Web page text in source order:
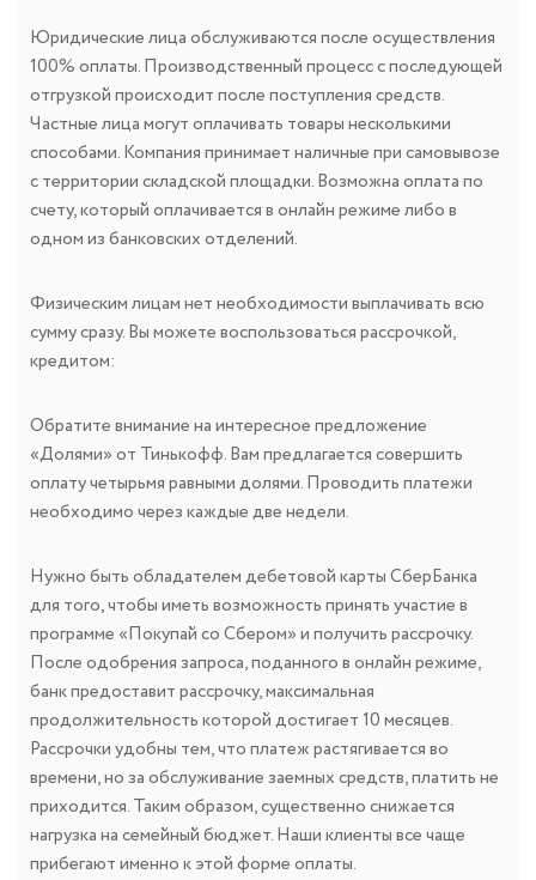
Юридические лица обслуживаются после осуществления
100% оплаты. Производственный процесс с последующей
отгрузкой происходит после поступления средств.
Частные лица могут оплачивать товары несколькими
способами. Компания принимает наличные при самовывозе
с территории складской площадки. Возможна оплата по
счету, который оплачивается в онлайн режиме либо в
одном из банковских отделений.
Физическим лицам нет необходимости выплачивать всю
сумму сразу. Вы можете воспользоваться рассрочкой,
кредитом:
Обратите внимание на интересное предложение
«Долями» от Тинькофф. Вам предлагается совершить
оплату четырьмя равными долями. Проводить платежи
необходимо через каждые две недели.
Нужно быть обладателем дебетовой карты СберБанка
для того, чтобы иметь возможность принять участие в
программе «Покупай со Сбером» и получить рассрочку.
После одобрения запроса, поданного в онлайн режиме,
банк предоставит рассрочку, максимальная
продолжительность которой достигает 10 месяцев.
Рассрочки удобны тем, что платеж растягивается во
времени, но за обслуживание заемных средств, платить не
приходится. Таким образом, существенно снижается
нагрузка на семейный бюджет. Наши клиенты все чаще
прибегают именно к этой форме оплаты.